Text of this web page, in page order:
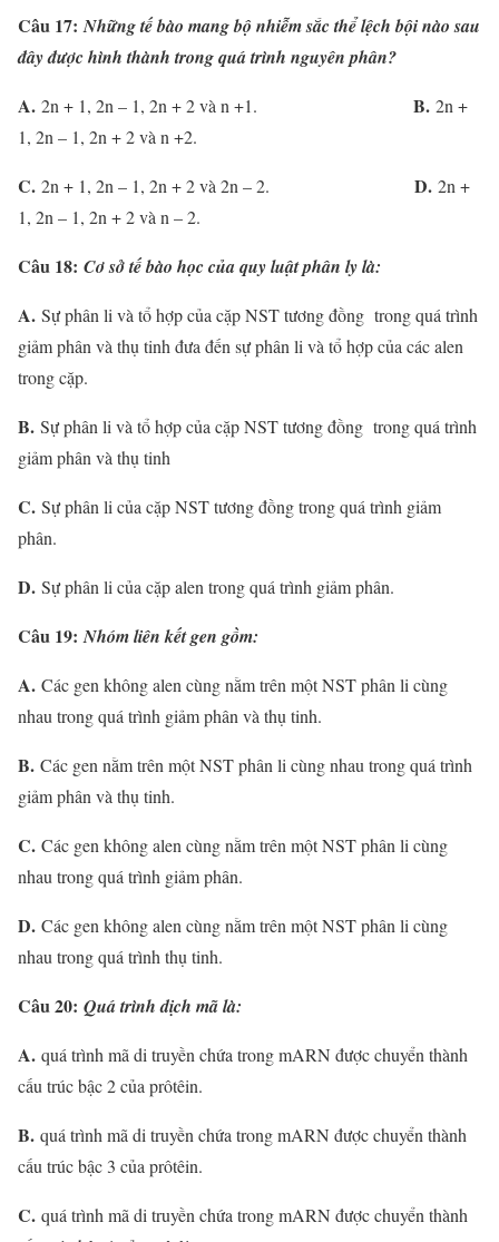
Câu 17: Những tế bào mang bộ nhiễm sắc thể lệch bội nào sau
đây được hình thành trong quá trình nguyên phân?
A. 2n + 1, 2n – 1, 2n + 2 và n +1. B. 2n +
1, 2n – 1, 2n + 2 và n +2.
C. 2n + 1, 2n – 1, 2n + 2 và 2n – 2. D. 2n +
1, 2n – 1, 2n + 2 và n – 2.
Câu 18: Cơ sở tế bào học của quy luật phân ly là:
A. Sự phân li và tổ hợp của cặp NST tương đồng trong quá trình
giảm phân và thụ tinh đưa đến sự phân li và tổ hợp của các alen
trong cặp.
B. Sự phân li và tổ hợp của cặp NST tương đồng trong quá trình
giảm phân và thụ tinh
C. Sự phân li của cặp NST tương đồng trong quá trình giảm
phân.
D. Sự phân li của cặp alen trong quá trình giảm phân.
Câu 19: Nhóm liên kết gen gồm:
A. Các gen không alen cùng nằm trên một NST phân li cùng
nhau trong quá trình giảm phân và thụ tinh.
B. Các gen nằm trên một NST phân li cùng nhau trong quá trình
giảm phân và thụ tinh.
C. Các gen không alen cùng nằm trên một NST phân li cùng
nhau trong quá trình giảm phân.
D. Các gen không alen cùng nằm trên một NST phân li cùng
nhau trong quá trình thụ tinh.
Câu 20: Quá trình dịch mã là:
A. quá trình mã di truyền chứa trong mARN được chuyển thành
cấu trúc bậc 2 của prôtêin.
B. quá trình mã di truyền chứa trong mARN được chuyển thành
cấu trúc bậc 3 của prôtêin.
C. quá trình mã di truyền chứa trong mARN được chuyển thành